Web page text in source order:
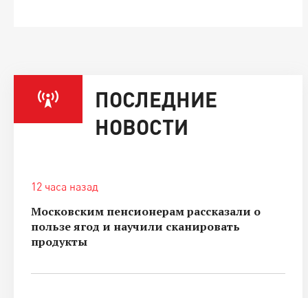
ПОСЛЕДНИЕ
НОВОСТИ
12 часа назад
Московским пенсионерам рассказали о
пользе ягод и научили сканировать
продукты